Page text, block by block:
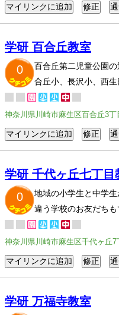
学研 百合丘教室
0
百合丘第二児童公園
合丘小、長沢小、西生
神奈川県川崎市麻生区百合丘3丁
学研 千代ヶ丘七丁目
0
地域の小学生と中学生
違う学校のお友だちも
神奈川県川崎市麻生区千代ヶ丘7
学研 万福寺教室